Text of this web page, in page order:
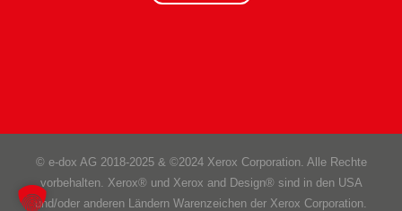
© e-dox AG 2018-2025 & ©2024 Xerox Corporation. Alle Rechte
vorbehalten. Xerox® und Xerox and Design® sind in den USA
und/oder anderen Ländern Warenzeichen der Xerox Corporation.